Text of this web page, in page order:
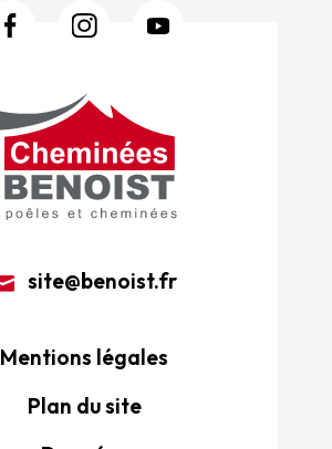
site@benoist.fr
Mentions légales
Plan du site